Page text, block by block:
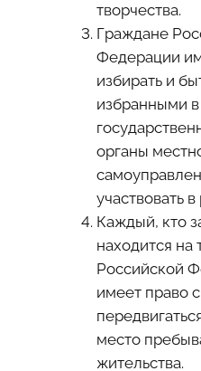
творчества.
Граждане
Федерации
избирать и
избранными
органы
участвовать
Каждый, кто
находится на
Российской
имеет право
место
жительства.